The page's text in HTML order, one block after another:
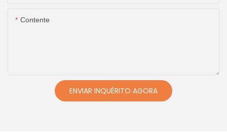
Contente
ENVIAR INQUÉRITO AGORA